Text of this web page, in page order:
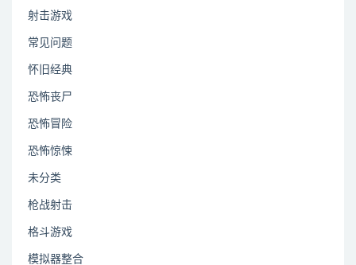
射击游戏
常见问题
怀旧经典
恐怖丧尸
恐怖冒险
恐怖惊悚
未分类
枪战射击
格斗游戏
模拟器整合